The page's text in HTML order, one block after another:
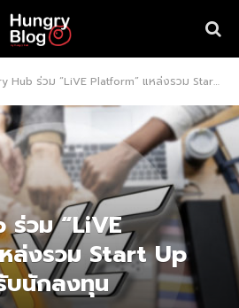
ร่วม “LiVE Platform” แหล่งรวม Start Up แนวหน้า สำหรับนักลงทุน
วม “LiVE
ล่งรวม Start Up
บนักลงทุน